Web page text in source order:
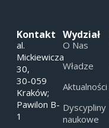
Kontakt
al.
Mickiewicza
30,
30-059
Kraków;
Pawilon B-
1
Wydział
O Nas
Władze
Aktualności
Dyscypliny
naukowe